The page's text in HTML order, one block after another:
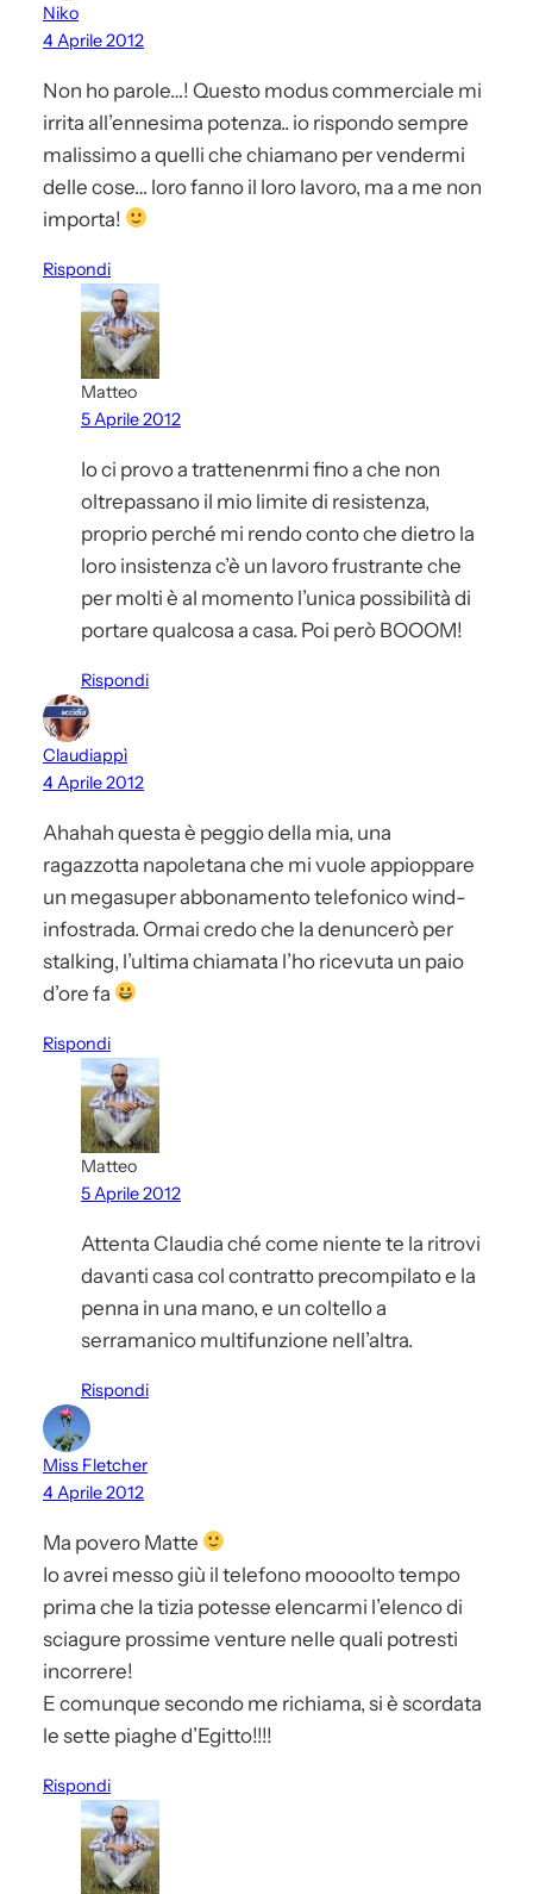
Niko
4 Aprile 2012
Non ho parole…! Questo modus commerciale mi
irrita all’ennesima potenza.. io rispondo sempre
malissimo a quelli che chiamano per vendermi
delle cose… loro fanno il loro lavoro, ma a me non
importa!
Rispondi
Matteo
5 Aprile 2012
Io ci provo a trattenenrmi fino a che non
oltrepassano il mio limite di resistenza,
proprio perché mi rendo conto che dietro la
loro insistenza c’è un lavoro frustrante che
per molti è al momento l’unica possibilità di
portare qualcosa a casa. Poi però BOOOM!
Rispondi
Claudiappì
4 Aprile 2012
Ahahah questa è peggio della mia, una
ragazzotta napoletana che mi vuole appioppare
un megasuper abbonamento telefonico wind-
infostrada. Ormai credo che la denuncerò per
stalking, l’ultima chiamata l’ho ricevuta un paio
d’ore fa
Rispondi
Matteo
5 Aprile 2012
Attenta Claudia ché come niente te la ritrovi
davanti casa col contratto precompilato e la
penna in una mano, e un coltello a
serramanico multifunzione nell’altra.
Rispondi
Miss Fletcher
4 Aprile 2012
Ma povero Matte
Io avrei messo giù il telefono moooolto tempo
prima che la tizia potesse elencarmi l’elenco di
sciagure prossime venture nelle quali potresti
incorrere!
E comunque secondo me richiama, si è scordata
le sette piaghe d’Egitto!!!!
Rispondi